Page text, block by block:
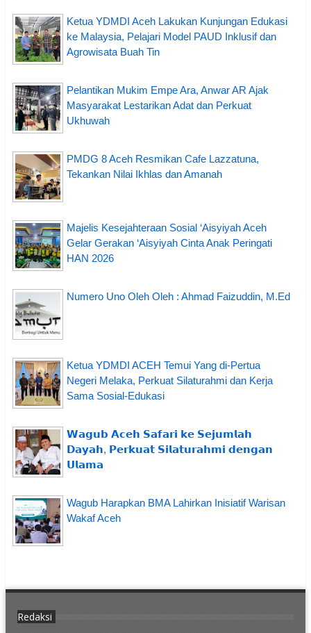
Ketua YDMDI Aceh Lakukan Kunjungan Edukasi
ke Malaysia, Pelajari Model PAUD Inklusif dan
Agrowisata Buah Tin
Pelantikan Mukim Empe Ara, Anwar AR Ajak
Masyarakat Lestarikan Adat dan Perkuat
Ukhuwah
PMDG 8 Aceh Resmikan Cafe Lazzatuna,
Tekankan Nilai Ikhlas dan Amanah
Majelis Kesejahteraan Sosial ‘Aisyiyah Aceh
Gelar Gerakan ‘Aisyiyah Cinta Anak Peringati
HAN 2026
Numero Uno Oleh Oleh : Ahmad Faizuddin, M.Ed
Ketua YDMDI ACEH Temui Yang di-Pertua
Negeri Melaka, Perkuat Silaturahmi dan Kerja
Sama Sosial-Edukasi
𝗪𝗮𝗴𝘂𝗯 𝗔𝗰𝗲𝗵 𝗦𝗮𝗳𝗮𝗿𝗶 𝗸𝗲 𝗦𝗲𝗷𝘂𝗺𝗹𝗮𝗵
𝗗𝗮𝘆𝗮𝗵, 𝗣𝗲𝗿𝗸𝘂𝗮𝘁 𝗦𝗶𝗹𝗮𝘁𝘂𝗿𝗮𝗵𝗺𝗶 𝗱𝗲𝗻𝗴𝗮𝗻
𝗨𝗹𝗮𝗺𝗮
Wagub Harapkan BMA Lahirkan Inisiatif Warisan
Wakaf Aceh
Redaksi